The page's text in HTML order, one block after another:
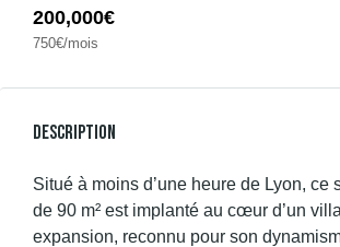
200,000€
750€/mois
Description
Situé à moins d’une heure de Lyon, ce
de 90 m² est implanté au cœur d’un
expansion, reconnu pour son